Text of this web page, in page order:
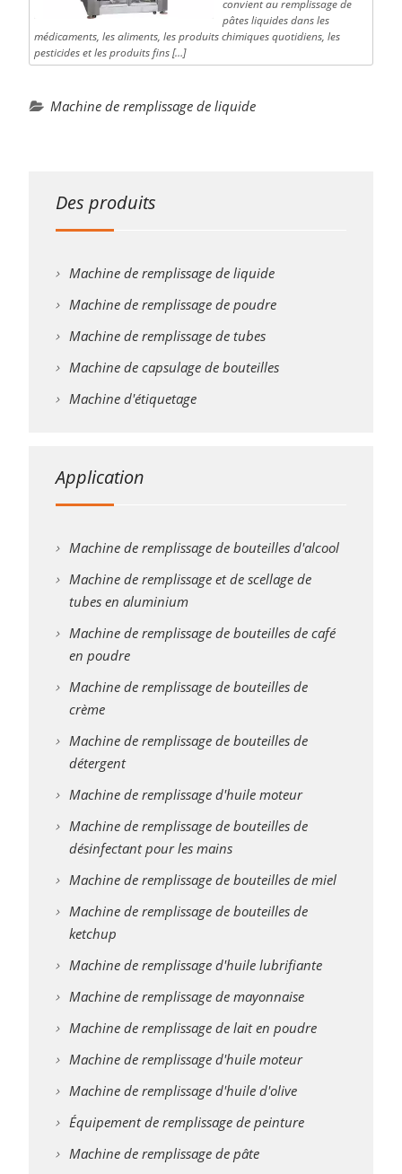
convient au remplissage de
pâtes liquides dans les
médicaments, les aliments, les produits chimiques quotidiens, les
pesticides et les produits fins […]
Machine de remplissage de liquide
Des produits
Machine de remplissage de liquide
Machine de remplissage de poudre
Machine de remplissage de tubes
Machine de capsulage de bouteilles
Machine d'étiquetage
Application
Machine de remplissage de bouteilles d'alcool
Machine de remplissage et de scellage de
tubes en aluminium
Machine de remplissage de bouteilles de café
en poudre
Machine de remplissage de bouteilles de
crème
Machine de remplissage de bouteilles de
détergent
Machine de remplissage d'huile moteur
Machine de remplissage de bouteilles de
désinfectant pour les mains
Machine de remplissage de bouteilles de miel
Machine de remplissage de bouteilles de
ketchup
Machine de remplissage d'huile lubrifiante
Machine de remplissage de mayonnaise
Machine de remplissage de lait en poudre
Machine de remplissage d'huile moteur
Machine de remplissage d'huile d'olive
Équipement de remplissage de peinture
Machine de remplissage de pâte